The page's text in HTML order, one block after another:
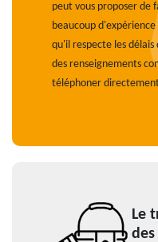
peut vous proposer de
beaucoup
qu'il respecte les délais
des renseignements
téléphoner
Le